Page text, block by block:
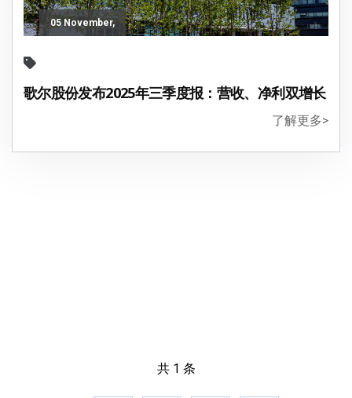
05 November,
歌尔股份发布2025年三季度报：营收、净利双增长
了解更多>
共 1 条